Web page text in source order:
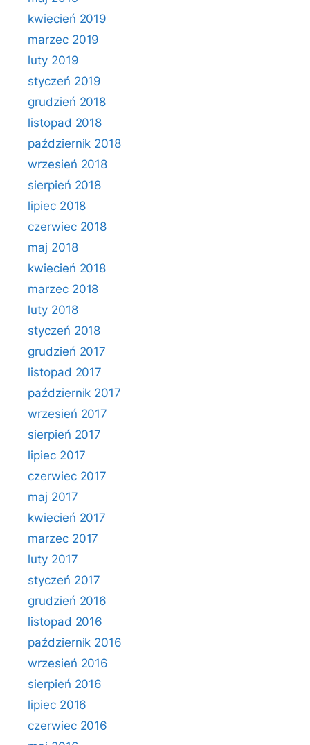
kwiecień 2019
marzec 2019
luty 2019
styczeń 2019
grudzień 2018
listopad 2018
październik 2018
wrzesień 2018
sierpień 2018
lipiec 2018
czerwiec 2018
maj 2018
kwiecień 2018
marzec 2018
luty 2018
styczeń 2018
grudzień 2017
listopad 2017
październik 2017
wrzesień 2017
sierpień 2017
lipiec 2017
czerwiec 2017
maj 2017
kwiecień 2017
marzec 2017
luty 2017
styczeń 2017
grudzień 2016
listopad 2016
październik 2016
wrzesień 2016
sierpień 2016
lipiec 2016
czerwiec 2016